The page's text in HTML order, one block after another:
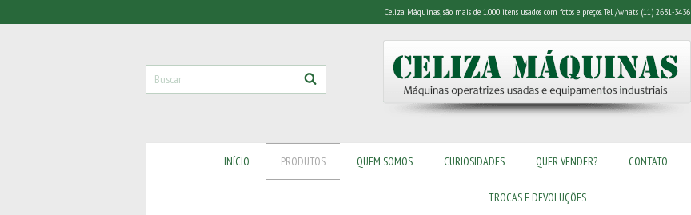
Celiza Máquinas, são mais de 1.000 itens usados com fotos e preços. Tel /whats (11) 2631-3436
INÍCIO PRODUTOS QUEM SOMOS CURIOSIDADES QUER VENDER? CONTATO
TROCAS E DEVOLUÇÕES